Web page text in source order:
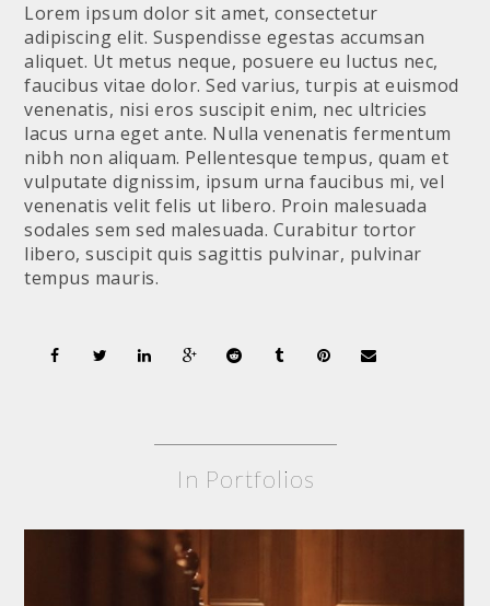
Lorem ipsum dolor sit amet, consectetur
adipiscing elit. Suspendisse egestas accumsan
aliquet. Ut metus neque, posuere eu luctus nec,
faucibus vitae dolor. Sed varius, turpis at euismod
venenatis, nisi eros suscipit enim, nec ultricies
lacus urna eget ante. Nulla venenatis fermentum
nibh non aliquam. Pellentesque tempus, quam et
vulputate dignissim, ipsum urna faucibus mi, vel
venenatis velit felis ut libero. Proin malesuada
sodales sem sed malesuada. Curabitur tortor
libero, suscipit quis sagittis pulvinar, pulvinar
tempus mauris.
In Portfolios